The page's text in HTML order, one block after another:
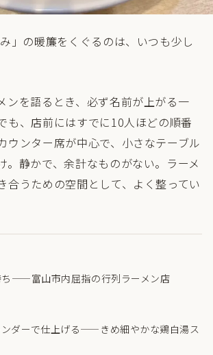
」の暖簾をくぐるのは、いつも少し
ンを語るとき、必ず名前が上がる一
も、店前にはすでに10人ほどの順番
ウンター席が中心で、小さなテーブル
。静かで、余計なものがない。ラーメ
合うための空間として、よく整ってい
ち——富山市内屈指の行列ラーメン店
ダーで仕上げる——きめ細やかな鶏白湯ス